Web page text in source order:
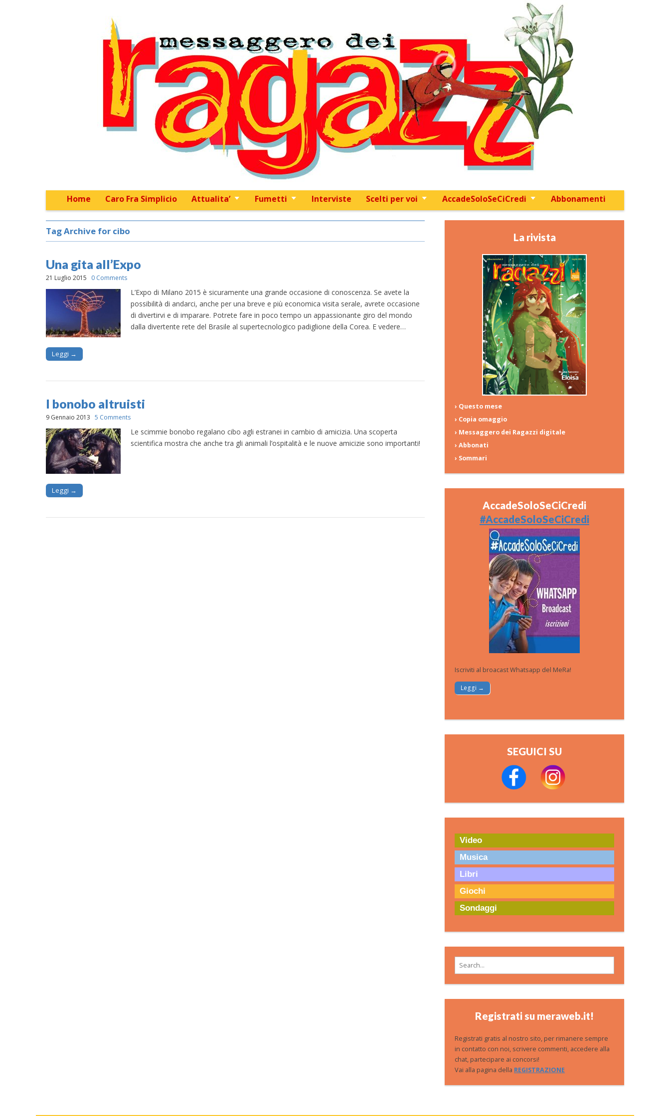
Skip to content
Home Caro Fra Simplicio Attualita’ Fumetti Interviste Scelti per voi AccadeSoloSeCiCredi Abbonamenti
Sub menu
Tag Archive for cibo
Una gita all’Expo
21 Luglio 2015 0 Comments
L’Expo di Milano 2015 è sicuramente una grande occasione di conoscenza. Se avete la
possibilità di andarci, anche per una breve e più economica visita serale, avrete occasione
di divertirvi e di imparare. Potrete fare in poco tempo un appassionante giro del mondo
dalla divertente rete del Brasile al supertecnologico padiglione della Corea. E vedere…
Leggi →
I bonobo altruisti
9 Gennaio 2013 5 Comments
Le scimmie bonobo regalano cibo agli estranei in cambio di amicizia. Una scoperta
scientifica mostra che anche tra gli animali l’ospitalità e le nuove amicizie sono importanti!
Leggi →
La rivista
› Questo mese
› Copia omaggio
› Messaggero dei Ragazzi digitale
› Abbonati
› Sommari
AccadeSoloSeCiCredi
#AccadeSoloSeCiCredi
Iscriviti al broacast Whatsapp del MeRa!
Leggi →
SEGUICI SU
Video
Musica
Libri
Giochi
Sondaggi
Search for:
Registrati su meraweb.it!
Registrati gratis al nostro sito, per rimanere sempre
in contatto con noi, scrivere commenti, accedere alla
chat, partecipare ai concorsi!
Vai alla pagina della REGISTRAZIONE